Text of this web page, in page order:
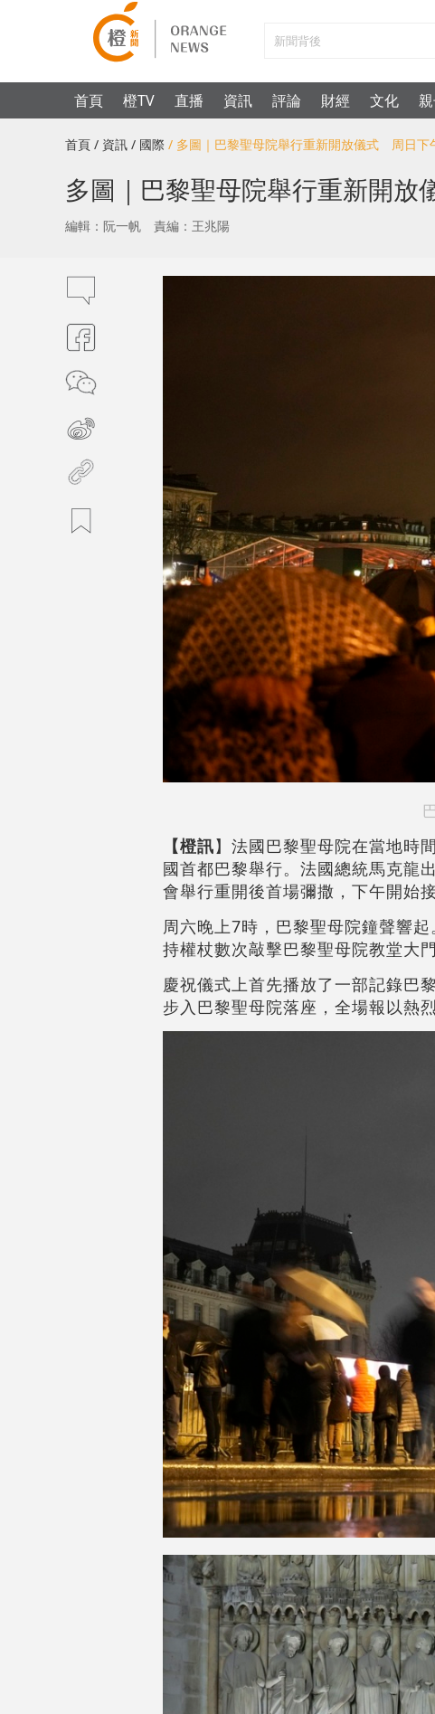
首頁 橙TV 直播 資訊 評論 財經 文化
首頁 / 資訊 / 國際 / 多圖｜巴黎聖母院舉行重新開放儀式 周日下
多圖｜巴黎聖母院舉行重新開
編輯：阮一帆 責編：王兆陽
【橙訊】法國巴黎聖母院在當地時
國首都巴黎舉行。法國總統馬克龍
會舉行重開後首場彌撒，下午開始
周六晚上7時，巴黎聖母院鐘聲響
持權杖數次敲擊巴黎聖母院教堂大
慶祝儀式上首先播放了一部記錄巴
步入巴黎聖母院落座，全場報以熱烈